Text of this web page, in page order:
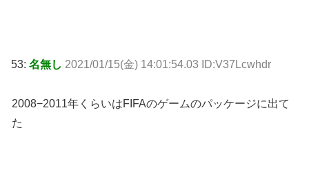
53: 名無し 2021/01/15(金) 14:01:54.03 ID:V37Lcwhdr
2008−2011年くらいはFIFAのゲームのパッケージに出て
た